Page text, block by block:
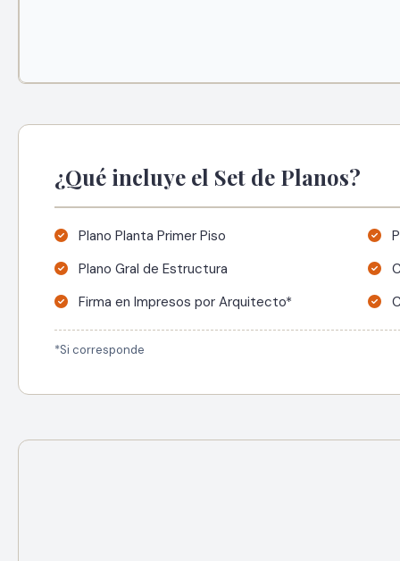
¿Qué incluye el Set de Planos?
Plano Planta Primer Piso
Plano Gral de Estructura
Firma en Impresos por Arquitecto*
*Si corresponde